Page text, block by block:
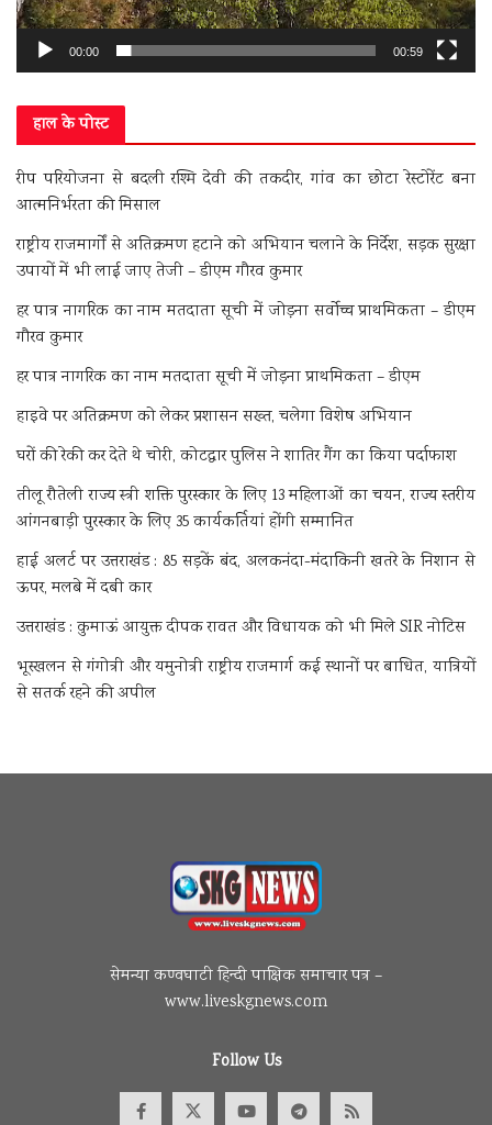
00:00 00:59
हाल के पोस्ट
रीप परियोजना से बदली रश्मि देवी की तकदीर, गांव का छोटा रेस्टोरेंट बना
आत्मनिर्भरता की मिसाल
राष्ट्रीय राजमार्गों से अतिक्रमण हटाने को अभियान चलाने के निर्देश, सड़क सुरक्षा
उपायों में भी लाई जाए तेजी – डीएम गौरव कुमार
हर पात्र नागरिक का नाम मतदाता सूची में जोड़ना सर्वोच्च प्राथमिकता – डीएम
गौरव कुमार
हर पात्र नागरिक का नाम मतदाता सूची में जोड़ना प्राथमिकता – डीएम
हाइवे पर अतिक्रमण को लेकर प्रशासन सख्त, चलेगा विशेष अभियान
घरों की रेकी कर देते थे चोरी, कोटद्वार पुलिस ने शातिर गैंग का किया पर्दाफाश
तीलू रौतेली राज्य स्त्री शक्ति पुरस्कार के लिए 13 महिलाओं का चयन, राज्य स्तरीय
आंगनबाड़ी पुरस्कार के लिए 35 कार्यकर्तियां होंगी सम्मानित
हाई अलर्ट पर उत्तराखंड : 85 सड़कें बंद, अलकनंदा-मंदाकिनी खतरे के निशान से
ऊपर, मलबे में दबी कार
उत्तराखंड : कुमाऊं आयुक्त दीपक रावत और विधायक को भी मिले SIR नोटिस
भूस्खलन से गंगोत्री और यमुनोत्री राष्ट्रीय राजमार्ग कई स्थानों पर बाधित, यात्रियों
से सतर्क रहने की अपील
सेमन्या कण्वघाटी हिन्दी पाक्षिक समाचार पत्र –
www.liveskgnews.com
Follow Us